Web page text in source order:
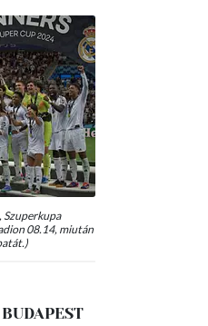
Szuperkupa
08.14, miután